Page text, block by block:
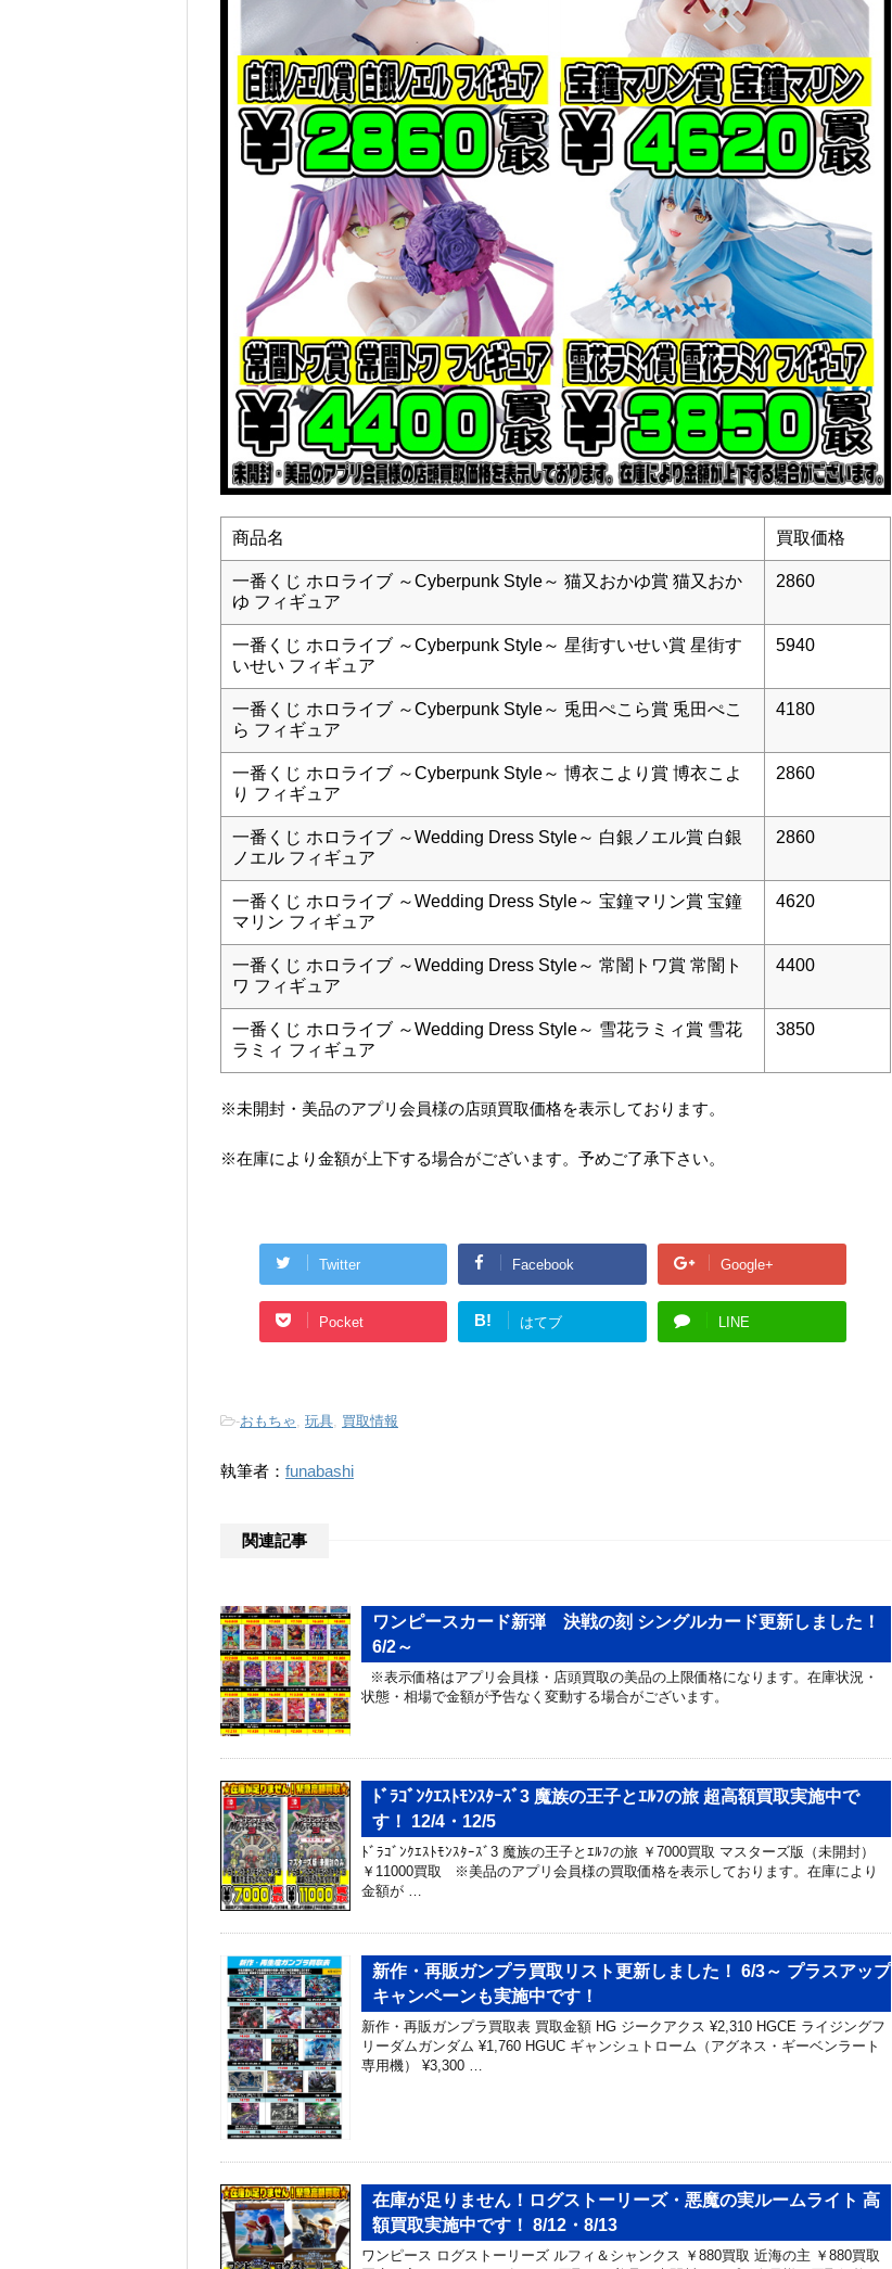
商品名 買取価格
一番くじ ホロライブ ～Cyberpunk Style～ 猫又おかゆ賞 猫又おか
ゆ フィギュア
2860
一番くじ ホロライブ ～Cyberpunk Style～ 星街すいせい賞 星街す
いせい フィギュア
5940
一番くじ ホロライブ ～Cyberpunk Style～ 兎田ぺこら賞 兎田ぺこ
ら フィギュア
4180
一番くじ ホロライブ ～Cyberpunk Style～ 博衣こより賞 博衣こよ
り フィギュア
2860
一番くじ ホロライブ ～Wedding Dress Style～ 白銀ノエル賞 白銀
ノエル フィギュア
2860
一番くじ ホロライブ ～Wedding Dress Style～ 宝鐘マリン賞 宝鐘
マリン フィギュア
4620
一番くじ ホロライブ ～Wedding Dress Style～ 常闇トワ賞 常闇ト
ワ フィギュア
4400
一番くじ ホロライブ ～Wedding Dress Style～ 雪花ラミィ賞 雪花
ラミィ フィギュア
3850
※未開封・美品のアプリ会員様の店頭買取価格を表示しております。
※在庫により金額が上下する場合がございます。予めご了承下さい。
Twitter Facebook Google+
Pocket B! はてブ LINE
-おもちゃ, 玩具, 買取情報
執筆者： funabashi
関連記事
ワンピースカード新弾 決戦の刻 シングルカード更新しました！
6/2～
※表示価格はアプリ会員様・店頭買取の美品の上限価格になります。在庫状況・
状態・相場で金額が予告なく変動する場合がございます。
ﾄﾞﾗｺﾞﾝｸｴｽﾄﾓﾝｽﾀｰｽﾞ3 魔族の王子とｴﾙﾌの旅 超高額買取実施中で
す！ 12/4・12/5
ﾄﾞﾗｺﾞﾝｸｴｽﾄﾓﾝｽﾀｰｽﾞ3 魔族の王子とｴﾙﾌの旅 ￥7000買取 マスターズ版（未開封）
￥11000買取 ※美品のアプリ会員様の買取価格を表示しております。在庫により
金額が …
新作・再販ガンプラ買取リスト更新しました！ 6/3～ プラスアップ
キャンペーンも実施中です！
新作・再販ガンプラ買取表 買取金額 HG ジークアクス ¥2,310 HGCE ライジングフ
リーダムガンダム ¥1,760 HGUC ギャンシュトローム（アグネス・ギーベンラート
専用機） ¥3,300 …
在庫が足りません！ログストーリーズ・悪魔の実ルームライト 高
額買取実施中です！ 8/12・8/13
ワンピース ログストーリーズ ルフィ＆シャンクス ￥880買取 近海の主 ￥880買取